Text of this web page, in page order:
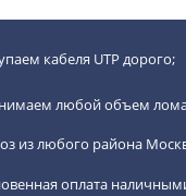
кабеля UTP дорого;
любой объем
из любого района
оплата